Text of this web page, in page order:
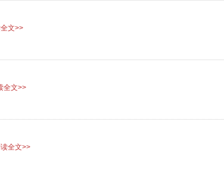
文>>
全文>>
全文>>